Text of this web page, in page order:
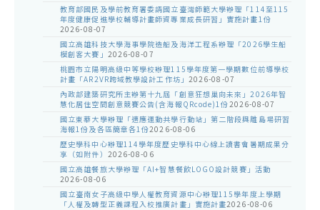
教育部國民及學前教育署委請國立臺灣師範大學辦理「114至115
年度健康促進學校輔導計畫師資專業成長研習」實施計畫1份
2026-08-07
國立高雄科技大學海事學院造船及海洋工程系辦理「2026學生船
模創客大賽」 2026-08-07
桃園市立陽明高級中等學校辦理115學年度第一學期數位前導學校
計畫「AR2VR跨域教學設計工作坊」 2026-08-07
內政部建築研究所主辦第十九屆「創意狂想巢向未來」2026年智
慧化居住空間創意競賽公告(含海報QRcode)1份2026-08-07
國立東華大學辦理「適應運動共學行動站」第二階段與離島場研習
海報1份及各區簡章各1份2026-08-06
歷史學科中心辦理114學年度歷史學科中心線上讀書會暑期成果分
享（如附件） 2026-08-06
國立高雄餐旅大學辦理「AI+智慧餐飲LOGO設計競賽」活動
2026-08-06
國立臺南女子高級中學人權教育資源中心辦理115學年度上學期
「人權及轉型正義課程入校推廣計畫」實施計畫2026-08-06